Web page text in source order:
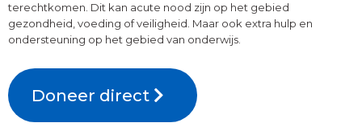
terechtkomen. Dit kan acute nood zijn op het gebied
gezondheid, voeding of veiligheid. Maar ook extra hulp en
ondersteuning op het gebied van onderwijs.
Doneer direct